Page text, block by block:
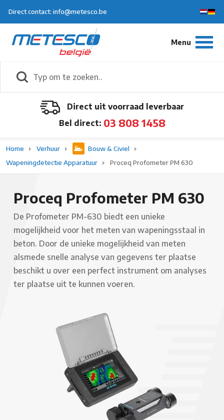
Direct contact: info@metesco.be
Direct uit voorraad leverbaar
Bel direct: 03 808 1458
Home Verhuur
Bouw & Civiel
Wapeningdetectie Apparatuur
Proceq Profometer PM 630
Proceq Profometer PM 630
De Profometer PM-630 biedt een unieke
mogelijkheid voor het meten van wapeningsstaal in
beton. Door de unieke mogelijkheid van meten
alsmede snelle analyse van gegevens ter plaatse
beschikt u over een perfect instrument om analyses
ter plaatse uit te kunnen voeren.